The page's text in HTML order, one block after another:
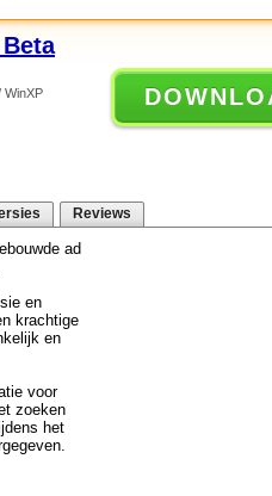
WinXP
Reviews
ad
en
krachtige
en
voor
zoeken
het